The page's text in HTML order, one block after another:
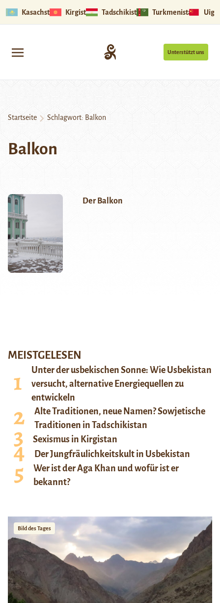
Kasachstan Kirgistan Tadschikistan Turkmenistan
Unterstützt uns
Startseite Schlagwort: Balkon
Balkon
Der Balkon
MEISTGELESEN
Unter der usbekischen Sonne: Wie Usbekistan
versucht, alternative Energiequellen zu
entwickeln
Alte Traditionen, neue Namen? Sowjetische
Traditionen in Tadschikistan
Sexismus in Kirgistan
Der Jungfräulichkeitskult in Usbekistan
Wer ist der Aga Khan und wofür ist er
bekannt?
Bild des Tages